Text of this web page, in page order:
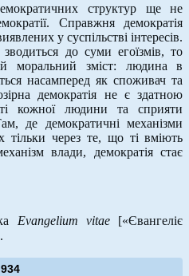
структур ще не
Справжня демократія
у суспільстві інтересів.
до суми егоїзмів, то
моральний зміст: людина в
насамперед як споживач та
демократія не є здатною
кожної людини та сприяти
де демократичні механізми
тільки через те, що ті вміють
влади, демократія стає
Evangelium vitae [«Євангеліє
934